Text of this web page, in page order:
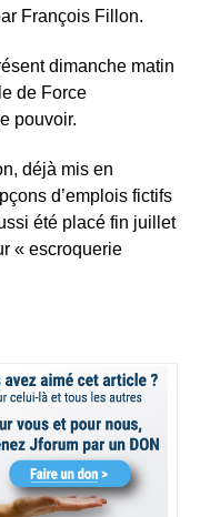
François Fillon.
dimanche matin
de Force
pouvoir.
déjà mis en
d’emplois fictifs
été placé fin juillet
« escroquerie